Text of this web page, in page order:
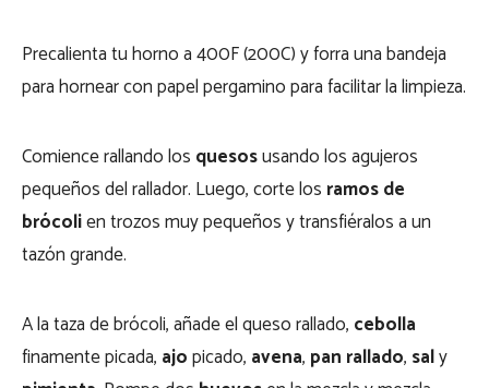
Precalienta tu horno a 400F (200C) y forra una bandeja
para hornear con papel pergamino para facilitar la limpieza.
Comience rallando los quesosusando los agujeros
pequeños del rallador. Luego, corte los ramos de
brócolien trozos muy pequeños y transfiéralos a un
tazón grande.
A la taza de brócoli, añade el queso rallado, cebolla
finamente picada, ajopicado, avena, pan rallado, saly